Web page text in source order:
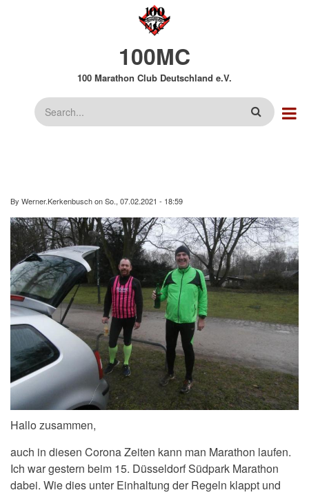
100MC
100 Marathon Club Deutschland e.V.
Suche
By Werner.KerkenbuschonSo., 07.02.2021 - 18:59
Hallo zusammen,
auch in diesen Corona Zeiten kann man Marathon laufen.
Ich war gestern beim 15. Düsseldorf Südpark Marathon
dabei. Wie dies unter Einhaltung der Regeln klappt und